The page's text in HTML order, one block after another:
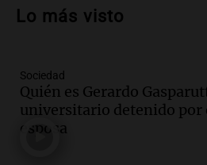
controvertidos
Audio.
para modificar
privada en el Senado
Panorama Federal
Lo más visto
Sociedad
Quién es Gerardo
universitario detenido por
esposa